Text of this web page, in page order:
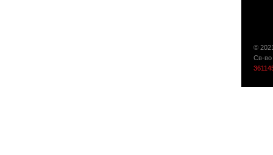
©
Св-во